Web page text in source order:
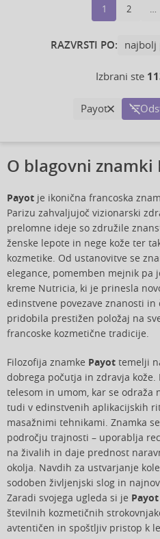
1 2 …
RAZVRSTI PO:
Izbrani ste
Payot
O blagovni znamki
Payot je ikonična francoska
Parizu zahvaljujoč vizionarski
prelomne ideje so združile
ženske lepote in nege kože ter
kozmetike. Od ustanovitve se
elegance, pomemben mejnik pa
kreme Nutricia, ki je prinesla
edinstvene povezave znanosti in
pridobila prestižen položaj na
francoske kozmetične tradicije.
Filozofija znamke Payot temelji
dobrega počutja in zdravja
telesom in umom, kar se odraža
tudi v edinstvenih aplikacijskih
masažnimi tehnikami. Znamka
področju trajnosti – uporablja
na živalih in daje prednost
okolja. Navdih za ustvarjanje
sodoben življenjski slog in
Zaradi svojega ugleda si je Payot
številnih kozmetičnih
avtentičen in spoštljiv pristop k